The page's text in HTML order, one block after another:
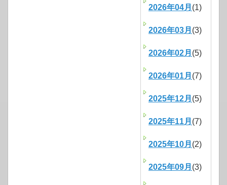
2026年04月 (1)
2026年03月 (3)
2026年02月 (5)
2026年01月 (7)
2025年12月 (5)
2025年11月 (7)
2025年10月 (2)
2025年09月 (3)